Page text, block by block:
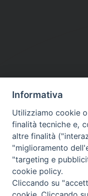
DIOCESI
Contatti:Tel.:
E-mail:
Orari: dal
Lunedì,
Informativa
Utilizziamo cookie
finalità tecniche e,
altre finalità
"miglioramento
"targeting e
cookie policy.
Cliccando su